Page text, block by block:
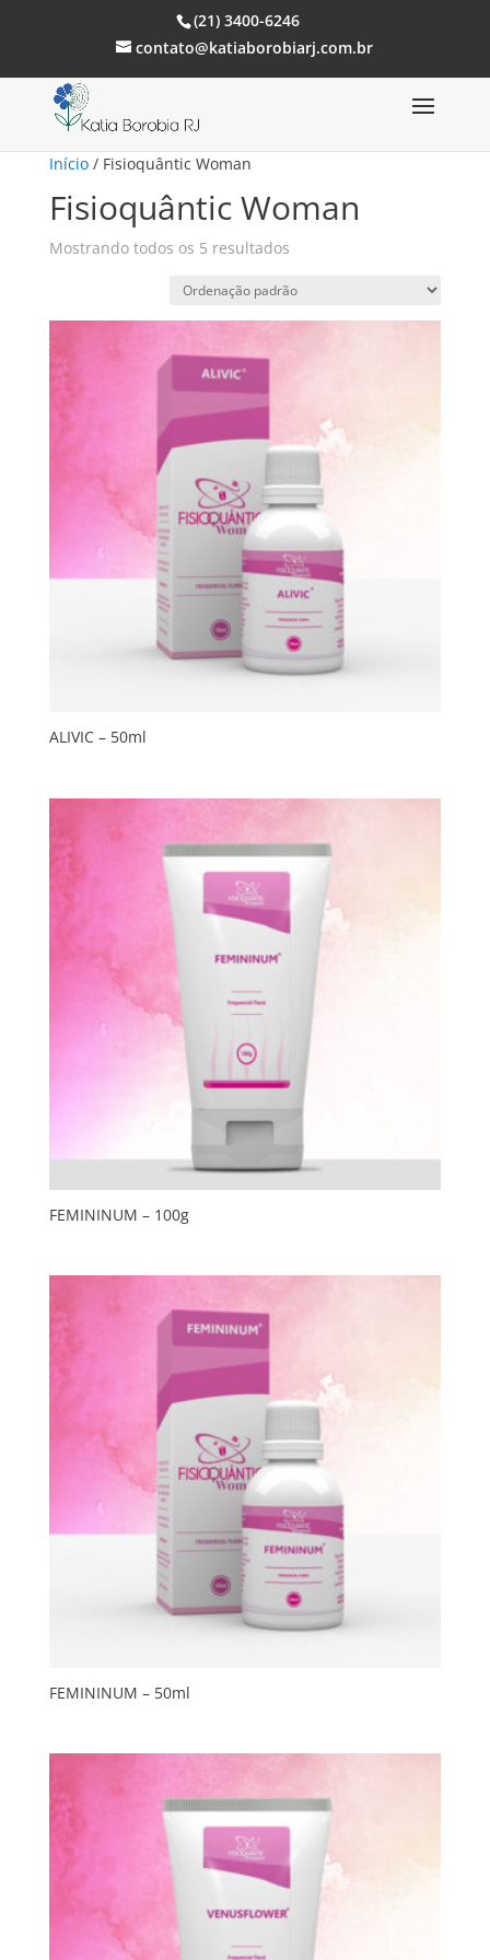
(21) 3400-6246
contato@katiaborobiarj.com.br
Início/ Fisioquântic Woman
Fisioquântic Woman
Mostrando todos os 5 resultados
ALIVIC – 50ml
FEMININUM – 100g
FEMININUM – 50ml